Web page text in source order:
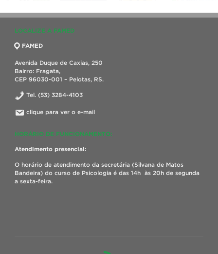
LOCALIZE A FAMED
FAMED
Avenida Duque de Caxias, 250
Bairro: Fragata,
CEP 96030-001 – Pelotas, RS.
Tel. (53) 3284-4103
clique para ver o e-mail
HORÁRIO DE FUNCIONAMENTO:
Atendimento presencial:
O horário de atendimento da secretária (Silvana de Matos
Bandeira) do curso de Psicologia é das 14h às 20h de segunda
a sexta-feira.